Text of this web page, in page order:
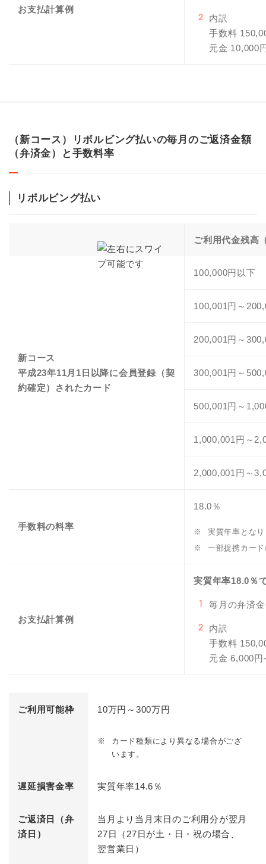
お支払計算例
2
内訳
手数料
元金 10,000
（新コース）リボルビング払いの毎月のご返済金額
（弁済金）と手数料率
リボルビング払い
ご利用代金残高
新コース
平成23年11月1日以降に会員登録（契
約確定）されたカード
100,000円以下
100,001円～
200,001円～
300,001円～
500,001円～
1,000,001円～
2,000,001円～
手数料の料率
18.0％
※
実質年率とな
※
一部提携カー
お支払計算例
実質年率18.0％
1 毎月の弁済
2
内訳
手数料
元金 6,000
ご利用可能枠 10万円～300万円
※
カード種類により異なる場合がござ
います。
遅延損害金率 実質年率14.6％
ご返済日（弁
済日）
当月より当月末日のご利用分が翌月
27日（27日が土・日・祝の場合、
翌営業日）